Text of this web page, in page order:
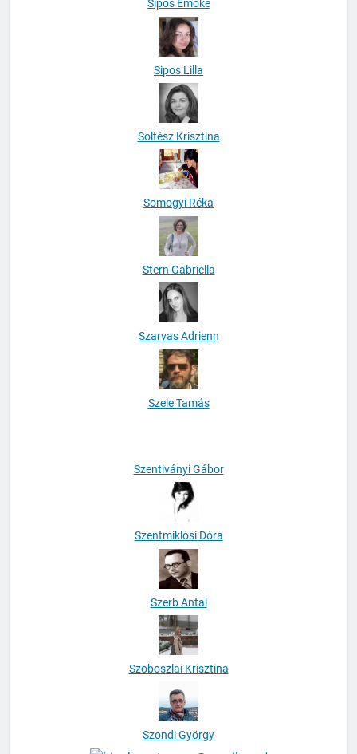
Sipos Emőke
Sipos Lilla
Soltész Krisztina
Somogyi Réka
Stern Gabriella
Szarvas Adrienn
Szentiványi Gábor
Szentmiklósi Dóra
Szerb Antal